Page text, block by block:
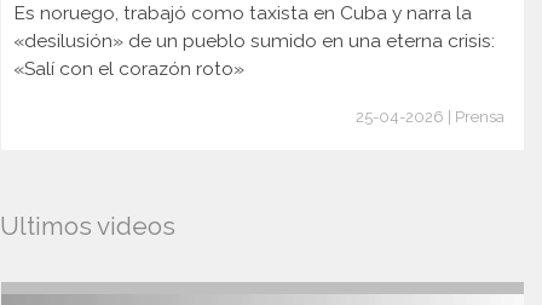
Es noruego, trabajó como taxista en Cuba y narra la
«desilusión» de un pueblo sumido en una eterna crisis:
«Salí con el corazón roto»
25-04-2026 | Prensa
Ultimos videos